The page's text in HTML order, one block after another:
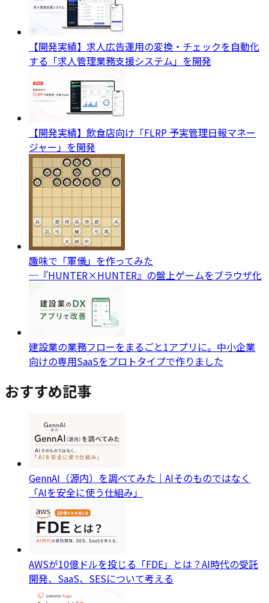
【開発実績】求人広告運用の変換・チェックを自動化
する「求人管理業務支援システム」を開発
【開発実績】飲食店向け「FLRP 予実管理日報マネー
ジャー」を開発
趣味で「軍儀」を作ってみた
─『HUNTER×HUNTER』の盤上ゲームをブラウザ化
建設業の業務フローをまるごと1アプリに。中小企業
向けの専用SaaSをプロトタイプで作りました
おすすめ記事
GennAI（源内）を調べてみた｜AIそのものではなく
「AIを安全に使う仕組み」
AWSが10億ドルを投じる「FDE」とは？AI時代の受託
開発、SaaS、SESについて考える